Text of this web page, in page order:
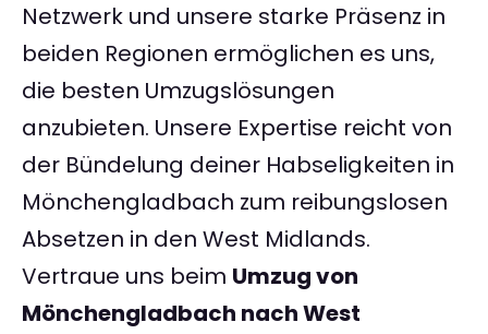
Netzwerk und unsere starke Präsenz in
beiden Regionen ermöglichen es uns,
die besten Umzugslösungen
anzubieten. Unsere Expertise reicht von
der Bündelung deiner Habseligkeiten in
Mönchengladbach zum reibungslosen
Absetzen in den West Midlands.
Vertraue uns beim Umzug von
Mönchengladbach nach West